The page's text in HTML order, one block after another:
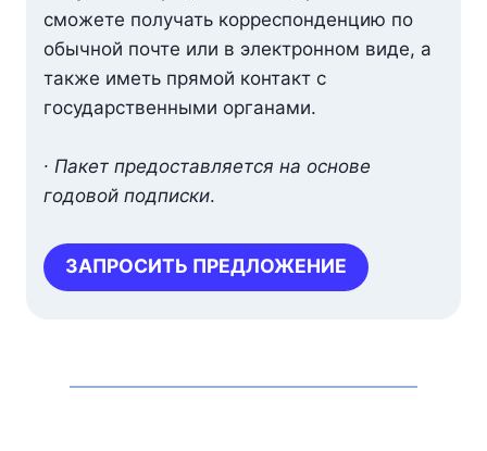
сможете получать корреспонденцию по
обычной почте или в электронном виде, а
также иметь прямой контакт с
государственными органами.
∙ Пакет предоставляется на основе
годовой подписки.
ЗАПРОСИТЬ ПРЕДЛОЖЕНИЕ